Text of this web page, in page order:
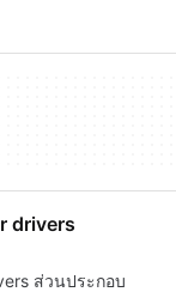
drivers
ส่วนประกอบ